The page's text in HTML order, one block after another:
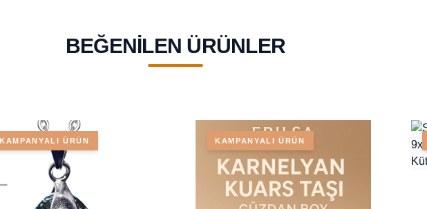
BEĞENILEN ÜRÜNLER
KAMPANYALI ÜRÜN KAMPANYALI ÜRÜN